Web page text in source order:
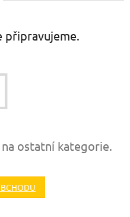
připravujeme.
ostatní kategorie.